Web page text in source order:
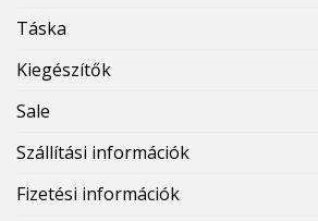
Táska
Kiegészítők
Sale
Szállítási információk
Fizetési információk